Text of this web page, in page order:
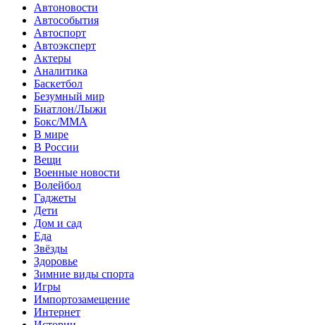
Автоновости
Автособытия
Автоспорт
Автоэксперт
Актеры
Аналитика
Баскетбол
Безумный мир
Биатлон/Лыжи
Бокс/MMA
В мире
В России
Вещи
Военные новости
Волейбол
Гаджеты
Дети
Дом и сад
Еда
Звёзды
Здоровье
Зимние виды спорта
Игры
Импортозамещение
Интернет